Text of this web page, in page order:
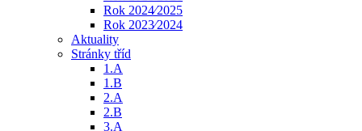
Rok 2024⁄2025
Rok 2023⁄2024
Aktuality
Stránky tříd
1.A
1.B
2.A
2.B
3.A